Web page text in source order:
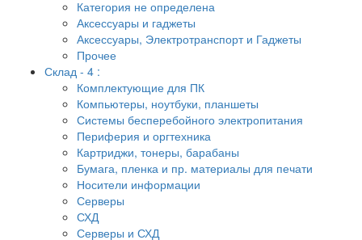
Категория не определена
Аксессуары и гаджеты
Аксессуары, Электротранспорт и Гаджеты
Прочее
Склад - 4 :
Комплектующие для ПК
Компьютеры, ноутбуки, планшеты
Системы бесперебойного электропитания
Периферия и оргтехника
Картриджи, тонеры, барабаны
Бумага, пленка и пр. материалы для печати
Носители информации
Серверы
СХД
Серверы и СХД